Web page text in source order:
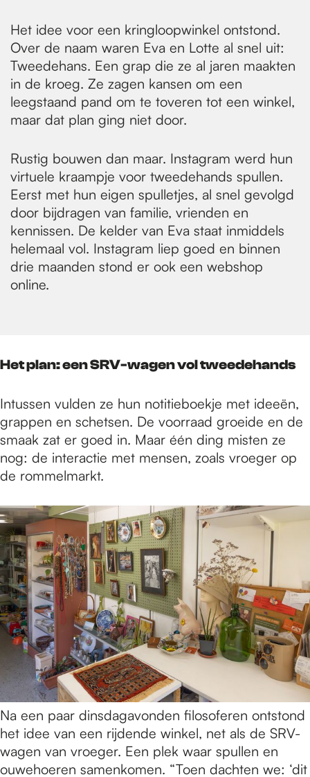
Het idee voor een kringloopwinkel ontstond.
Over de naam waren Eva en Lotte al snel uit:
Tweedehans. Een grap die ze al jaren maakten
in de kroeg. Ze zagen kansen om een
leegstaand pand om te toveren tot een winkel,
maar dat plan ging niet door.
Rustig bouwen dan maar. Instagram werd hun
virtuele kraampje voor tweedehands spullen.
Eerst met hun eigen spulletjes, al snel gevolgd
door bijdragen van familie, vrienden en
kennissen. De kelder van Eva staat inmiddels
helemaal vol. Instagram liep goed en binnen
drie maanden stond er ook een webshop
online.
Het plan: een SRV-wagen vol tweedehands
Intussen vulden ze hun notitieboekje met ideeën,
grappen en schetsen. De voorraad groeide en de
smaak zat er goed in. Maar één ding misten ze
nog: de interactie met mensen, zoals vroeger op
de rommelmarkt.
Na een paar dinsdagavonden filosoferen ontstond
het idee van een rijdende winkel, net als de SRV-
wagen van vroeger. Een plek waar spullen en
ouwehoeren samenkomen. “Toen dachten we: ‘dit